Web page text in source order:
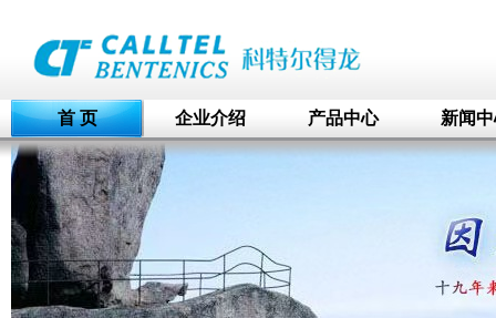
首 页 企业介绍 产品中心 新闻